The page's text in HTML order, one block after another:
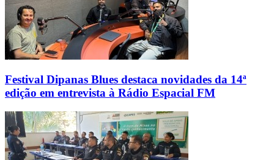
Festival Dipanas Blues destaca novidades da 14ª
edição em entrevista à Rádio Espacial FM